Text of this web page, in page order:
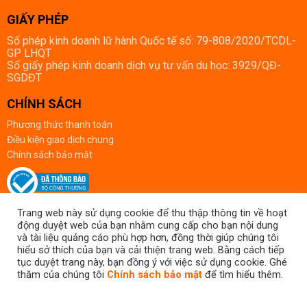
GIẤY PHÉP
Số phép kinh doanh lữ hành Quốc tế số: 79-808/2020/TCDL-
GP LHQT
Số giấy phép kinh doanh dịch vụ tư vấn du học: 3929/QĐ-
SGDĐT
CHÍNH SÁCH
Phương thức thanh toán
Điều kiện giao dịch chung
Chính sách bảo mật
Số đăng ký kinh doanh: 0314504167, do Sở Kế hoạch và Đầu tư TP. Hồ Chí
Minh cấp ngày 07/07/2017.
Giấy phép kinh doanh lữ hành Quốc tế số: 79-808/2020/TCDL-GP LHQT do
Tổng cục Du lịch cấp ngày 23/03/2020.
Bản quyền của Sài Thành Tourist ® 2024, vui lòng ghi nguồn khi sử dụng các
Trang web này sử dụng cookie để thu thập thông tin về hoạt
động duyệt web của bạn nhằm cung cấp cho bạn nội dung
và tài liệu quảng cáo phù hợp hơn, đồng thời giúp chúng tôi
hiểu sở thích của bạn và cải thiện trang web. Bằng cách tiếp
tục duyệt trang này, bạn đồng ý với việc sử dụng cookie. Ghé
thăm của chúng tôi Chính sách bảo mật để tìm hiểu thêm.